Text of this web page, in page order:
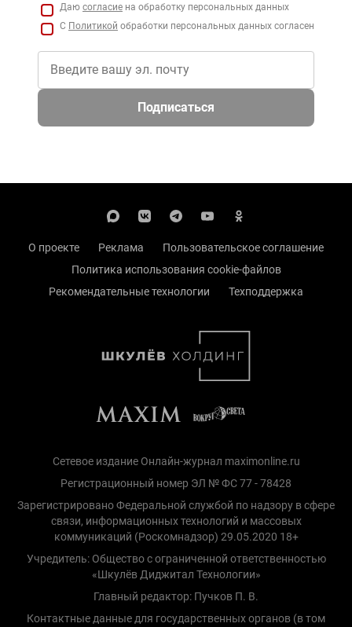
Даю согласие на обработку персональных данных
С Политикой обработки персональных данных согласен
Подписаться
О проекте Реклама
Пользовательское соглашение
Политика использования cookie-файлов
Рекомендательные технологии
Техподдержка
Сетевое издание Онлайн-журнал maximonline.ru
Регистрационный номер ЭЛ № ФС 77 - 78428
Зарегистрировано Федеральной службой по надзору в сфере
связи, информационных технологий и массовых
коммуникаций (Роскомнадзор) 29.05.2020 18+
Учредитель: Общество с ограниченной ответственностью
«Шкулёв Диджитал Технологии»
Главный редактор: Пучков П. В.
Контактные данные для государственных органов (в том